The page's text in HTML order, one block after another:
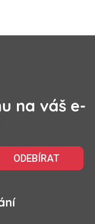
na váš e-
ODEBÍRAT